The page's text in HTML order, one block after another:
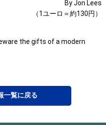
By Jon Lees
（1ユーロ＝約130円）
the gifts of a modern
一覧に戻る